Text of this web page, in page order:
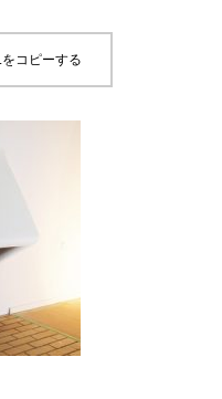
コピーする